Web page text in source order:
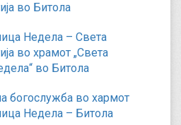
во Битола
Недела – Света
во храмот „Света
во Битола
богослужба во хармот
Недела – Битола